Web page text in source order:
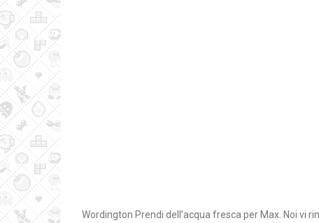
Wordington Prendi dell’acqua fresca per Max. Noi vi